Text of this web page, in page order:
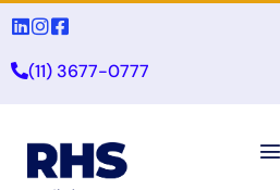
(11) 3677-0777